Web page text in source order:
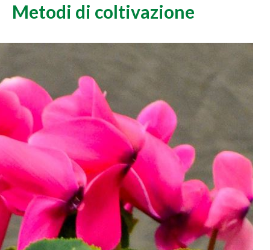
Metodi di coltivazione